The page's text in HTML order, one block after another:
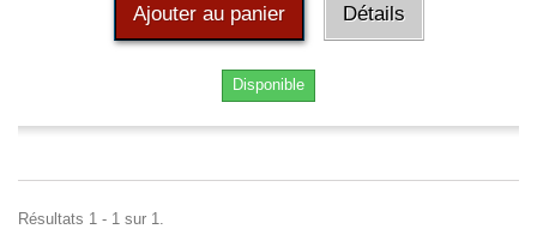
Ajouter au panier Détails
Disponible
Résultats 1 - 1 sur 1.